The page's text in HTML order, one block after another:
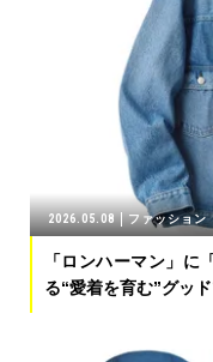
2026.05.08 ファッション
「ロンハーマン」に
る“愛着を育む”グッ